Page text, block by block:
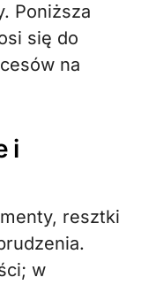
Poniższa
się do
na
i
resztki
w